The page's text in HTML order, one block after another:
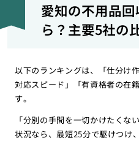
愛知の不用品
ら？主要5社の
以下のランキングは、「仕分け
対応スピード」「有資格者の在
す。
「分別の手間を一切かけたくな
状況なら、最短25分で駆けつけ